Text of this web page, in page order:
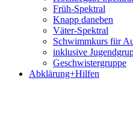
Früh-Spektral
Knapp daneben
Väter-Spektral
Schwimmkurs für
inklusive
Geschwistergruppe
Abklärung+Hilfen